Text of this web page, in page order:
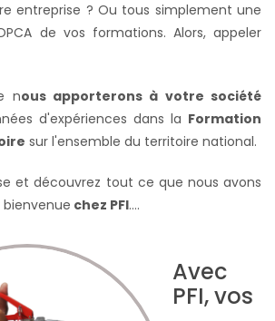
entreprise ? Ou tous simplement une
de vos formations. Alors, appeler
nous apporterons à votre société
d'expériences dans la Formation
sur l'ensemble du territoire national.
et découvrez tout ce que nous avons
bienvenue chez PFI….
Avec
PFI, vos